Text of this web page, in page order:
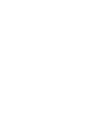
區、西湖、泰安
屋、獅潭鄉
作天內
負責，
請保持商